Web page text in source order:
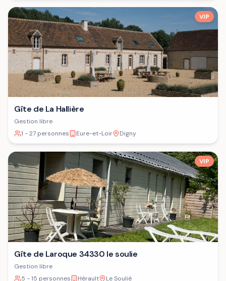
VIP
Gîte de La Hallière
Gestion libre
1 - 27 personnes
Eure-et-Loir Digny
VIP
Gîte de Laroque 34330 le soulie
Gestion libre
5 - 15 personnes
Hérault Le Soulié